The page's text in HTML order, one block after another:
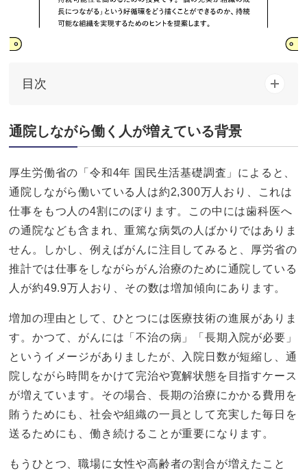
目次
通院しながら働く人が増えている背景
厚生労働省の「令和4年 国民生活基礎調査」によると、
通院しながら働いている人は約2,300万人おり、これは
仕事をもつ人の4割にのぼります。この中には歯科医へ
の通院なども含まれ、重篤な病気の人ばかりではありま
せん。しかし、例えばがんに注目してみると、厚労省の
推計では仕事をしながらがん治療のために通院している
人が約49.9万人おり、その数は増加傾向にあります。
増加の理由として、ひとつには医療技術の進展がありま
す。かつて、がんには「不治の病」「長期入院が必要」
というイメージがありましたが、入院日数が短縮し、通
院しながら時間をかけて完治や寛解状態を目指すケース
が増えています。その場合、長期の治療にかかる費用を
賄うためにも、社会や組織の一員として充実した毎日を
送るためにも、働き続けることが重要になります。
もうひとつ、職場に女性や高齢者の割合が増えたこと